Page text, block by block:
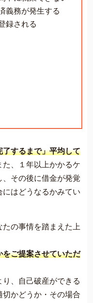
義務が発生する
録される
するまで」平均して
た、１年以上かかるケ
その後に借金が発覚
はどうなるかみてい
の事情を踏まえた上
ご提案させていただ
、自己破産ができる
かどうか・その場合